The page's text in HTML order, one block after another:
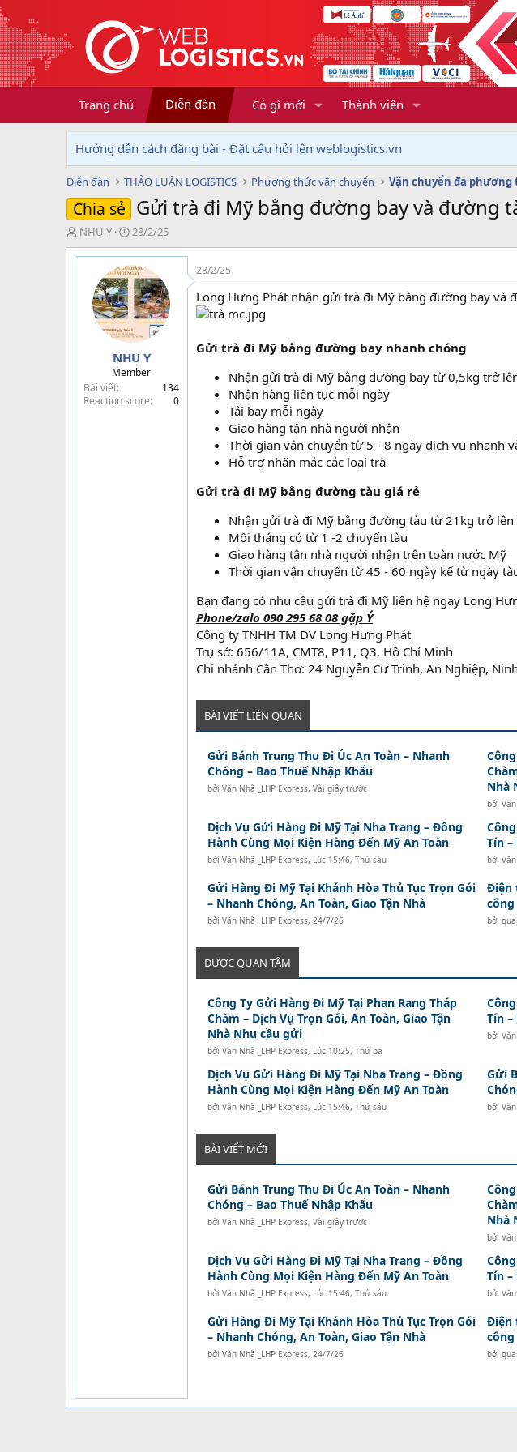
Trang chủ Diễn đàn Có gì mới Thành viên
Hướng dẫn cách đăng bài - Đặt câu hỏi lên weblogistics.vn
Diễn đàn THẢO LUẬN LOGISTICS Phương thức vận chuyển Vận chuyển đa phương
Chia sẻ Gửi trà đi Mỹ bằng đường bay và đường
T
h
r
NHU Y
N
g
à
y
g
ử
i
28/2/25
NHU Y
Member
Bài viết
134
Reaction score
0
28/2/25
Long Hưng Phát nhận gửi trà đi Mỹ bằng đường bay và
Gửi trà đi Mỹ bằng đường bay nhanh chóng
Nhận gửi trà đi Mỹ bằng đường bay từ 0,5kg trở
Nhận hàng liên tục mỗi ngày
Tải bay mỗi ngày
Giao hàng tận nhà người nhận
Thời gian vận chuyển từ 5 - 8 ngày dịch vụ nhanh
Hỗ trợ nhãn mác các loại trà
Gửi trà đi Mỹ bằng đường tàu giá rẻ
Nhận gửi trà đi Mỹ bằng đường tàu từ 21kg trở
Mỗi tháng có từ 1 -2 chuyến tàu
Giao hàng tận nhà người nhận trên toàn nước Mỹ
Thời gian vận chuyển từ 45 - 60 ngày kể từ ngày
Bạn đang có nhu cầu gửi trà đi Mỹ liên hệ ngay Long
Phone/zalo 090 295 68 08 gặp Ý
Công ty TNHH TM DV Long Hưng Phát
Trụ sở: 656/11A, CMT8, P11, Q3, Hồ Chí Minh
Chi nhánh Cần Thơ: 24 Nguyễn Cư Trinh, An Nghiệp,
BÀI VIẾT LIÊN QUAN
Gửi Bánh Trung Thu Đi Úc An Toàn – Nhanh
Chóng – Bao Thuế Nhập Khẩu
bởi Văn Nhã _LHP Express, Vài giây trước
Nhà
bởi
Dịch Vụ Gửi Hàng Đi Mỹ Tại Nha Trang – Đồng
Hành Cùng Mọi Kiện Hàng Đến Mỹ An Toàn
bởi Văn Nhã _LHP Express, Lúc 15:46, Thứ sáu
Tín –
bởi
Gửi Hàng Đi Mỹ Tại Khánh Hòa Thủ Tục Trọn Gói
– Nhanh Chóng, An Toàn, Giao Tận Nhà
bởi Văn Nhã _LHP Express, 24/7/26
Điện
bởi
ĐƯỢC QUAN TÂM
Công Ty Gửi Hàng Đi Mỹ Tại Phan Rang Tháp
Chàm – Dịch Vụ Trọn Gói, An Toàn, Giao Tận
Nhà Nhu cầu gửi
bởi Văn Nhã _LHP Express, Lúc 10:25, Thứ ba
Tín –
bởi
Dịch Vụ Gửi Hàng Đi Mỹ Tại Nha Trang – Đồng
Hành Cùng Mọi Kiện Hàng Đến Mỹ An Toàn
bởi Văn Nhã _LHP Express, Lúc 15:46, Thứ sáu
Gửi
bởi
BÀI VIẾT MỚI
Gửi Bánh Trung Thu Đi Úc An Toàn – Nhanh
Chóng – Bao Thuế Nhập Khẩu
bởi Văn Nhã _LHP Express, Vài giây trước
Nhà
bởi
Dịch Vụ Gửi Hàng Đi Mỹ Tại Nha Trang – Đồng
Hành Cùng Mọi Kiện Hàng Đến Mỹ An Toàn
bởi Văn Nhã _LHP Express, Lúc 15:46, Thứ sáu
Tín –
bởi
Gửi Hàng Đi Mỹ Tại Khánh Hòa Thủ Tục Trọn Gói
– Nhanh Chóng, An Toàn, Giao Tận Nhà
bởi Văn Nhã _LHP Express, 24/7/26
Điện
bởi